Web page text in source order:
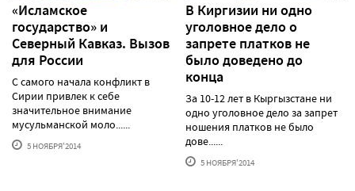
«Исламское
государство» и
Северный Кавказ. Вызов
для России
С самого начала конфликт в
Сирии привлек к себе
значительное внимание
мусульманской моло......
5 НОЯБРЯ'2014
В Киргизии ни одно
уголовное дело о
запрете платков не
было доведено до
конца
За 10-12 лет в Кыргызстане ни
одно уголовное дело за запрет
ношения платков не было
дове......
5 НОЯБРЯ'2014